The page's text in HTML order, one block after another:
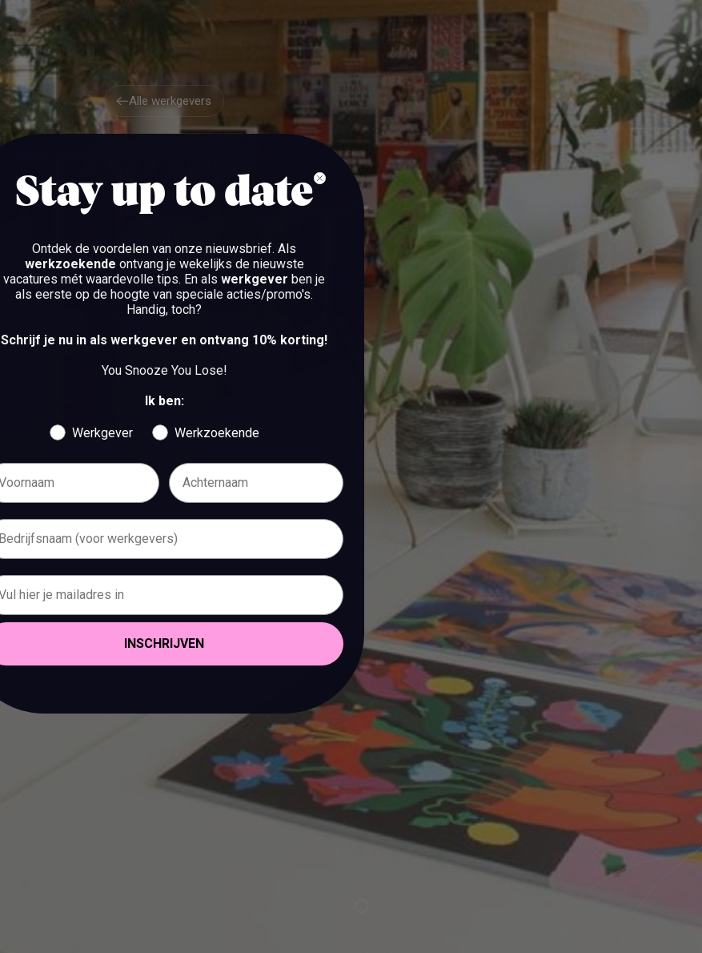
Alle werkgevers
Alle werkgevers
TOFFEY
BEKIJK DE VACATURES
Stay up to date
Ontdek de voordelen van onze nieuwsbrief. Als
werkzoekende ontvang je wekelijks de nieuwste
vacatures mét waardevolle tips. En als werkgever ben je
als eerste op de hoogte van speciale acties/promo's.
Handig, toch?
Schrijf je nu in als werkgever en ontvang 10% korting!
You Snooze You Lose!
Ik ben:
Werkgever Werkzoekende
INSCHRIJVEN